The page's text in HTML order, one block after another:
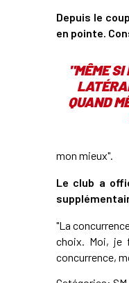
Depuis le
en pointe.
"MÊME SI
QUAND
mon mieux".
Le club a
"La
choix. Moi, je
concurrence,